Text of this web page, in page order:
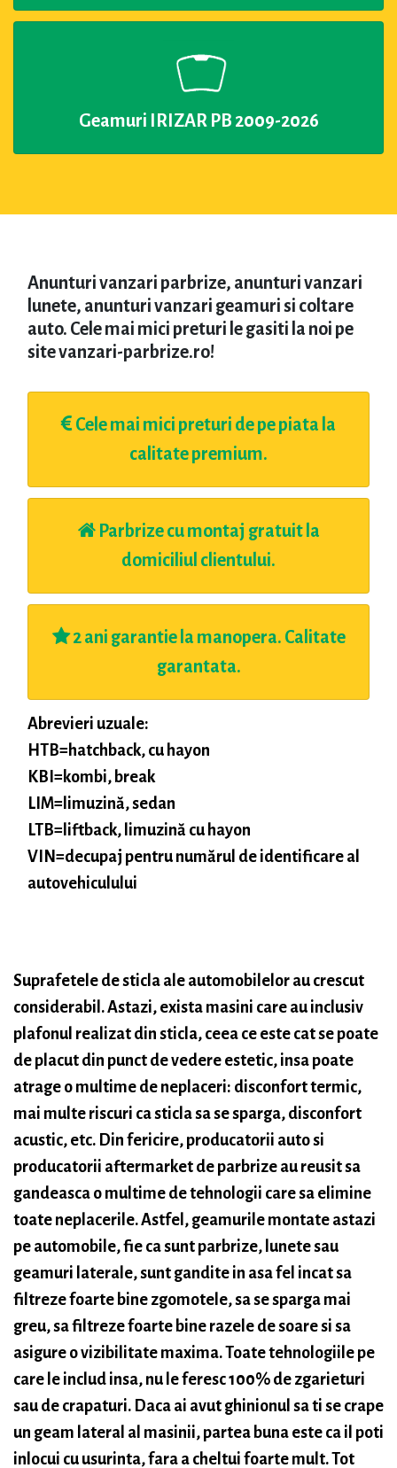
Geamuri IRIZAR PB 2009-2026
Anunturi vanzari parbrize, anunturi vanzari
lunete, anunturi vanzari geamuri si coltare
auto. Cele mai mici preturi le gasiti la noi pe
site vanzari-parbrize.ro!
Cele mai mici preturi de pe piata la
calitate premium.
Parbrize cu montaj gratuit la
domiciliul clientului.
2 ani garantie la manopera. Calitate
garantata.
Abrevieri uzuale:
HTB=hatchback, cu hayon
KBI=kombi, break
LIM=limuzină, sedan
LTB=liftback, limuzină cu hayon
VIN=decupaj pentru numărul de identificare al
autovehiculului
Suprafetele de sticla ale automobilelor au crescut
considerabil. Astazi, exista masini care au inclusiv
plafonul realizat din sticla, ceea ce este cat se poate
de placut din punct de vedere estetic, insa poate
atrage o multime de neplaceri: disconfort termic,
mai multe riscuri ca sticla sa se sparga, disconfort
acustic, etc. Din fericire, producatorii auto si
producatorii aftermarket de parbrize au reusit sa
gandeasca o multime de tehnologii care sa elimine
toate neplacerile. Astfel, geamurile montate astazi
pe automobile, fie ca sunt parbrize, lunete sau
geamuri laterale, sunt gandite in asa fel incat sa
filtreze foarte bine zgomotele, sa se sparga mai
greu, sa filtreze foarte bine razele de soare si sa
asigure o vizibilitate maxima. Toate tehnologiile pe
care le includ insa, nu le feresc 100% de zgarieturi
sau de crapaturi. Daca ai avut ghinionul sa ti se crape
un geam lateral al masinii, partea buna este ca il poti
inlocui cu usurinta, fara a cheltui foarte mult. Tot